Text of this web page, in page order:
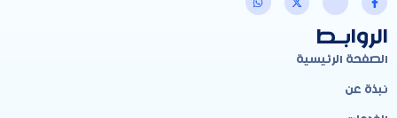
الروابـط
الصفحة الرئيسية
نبذة عن